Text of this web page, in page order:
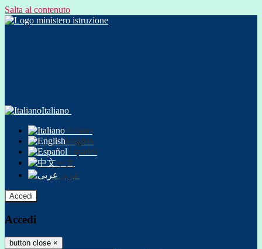
Salta al contenuto
Italiano
Italiano
English
Español
中文
عربى
Accedi
Accedi
button close ×